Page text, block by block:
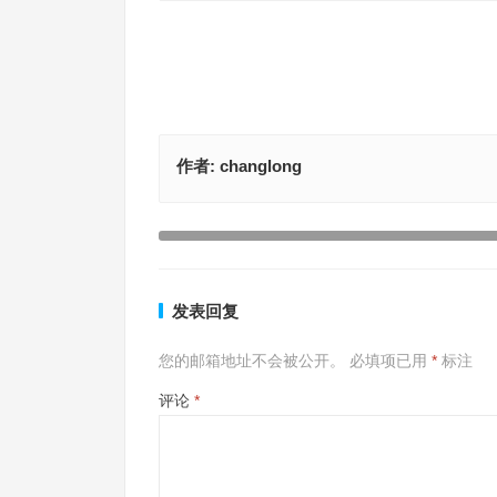
作者: changlong
发表回复
您的邮箱地址不会被公开。 必填项已用 * 标注
评论 *